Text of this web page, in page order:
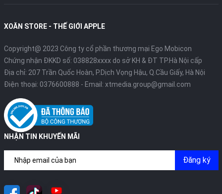
XOĂN STORE - THẾ GIỚI APPLE
Copyright@ 2023 Công ty cổ phần thương mại Ego Mobicon
Chứng nhận ĐKKD số: 038828xxxx do sở KH & ĐT TP.Hà Nội cấp
Địa chỉ: 207 Trần Quốc Hoàn, P.Dịch Vọng Hậu, Q.Cầu Giấy, Hà Nội
Điện thoại: 0376600888 - Email: xtmedia.group@gmail.com
NHẬN TIN KHUYẾN MÃI
Đăng ký